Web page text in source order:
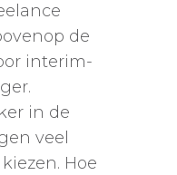
de
interim-
in de
veel
Hoe